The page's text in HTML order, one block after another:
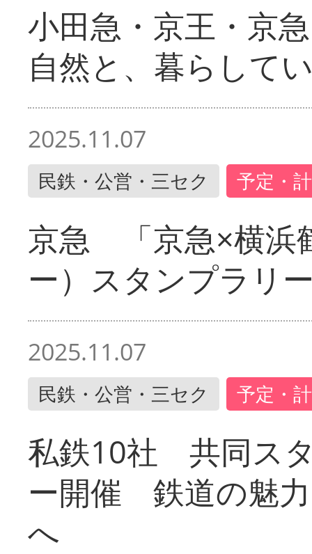
小田急・京王・京
自然と、暮らして
2025.11.07
民鉄・公営・三セク 予定・
京急 「京急×横浜
ー）スタンプラリ
2025.11.07
民鉄・公営・三セク 予定・
私鉄10社 共同ス
ー開催 鉄道の魅
へ